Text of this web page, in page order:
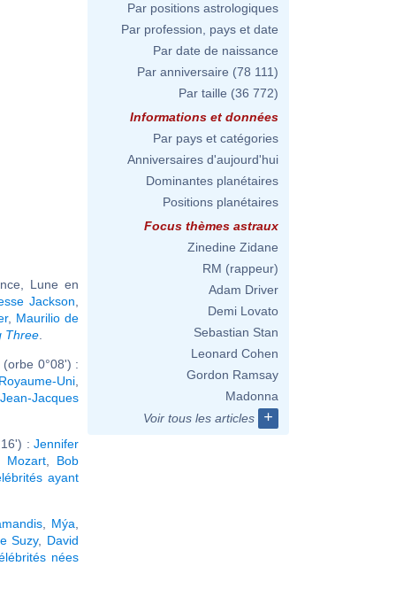
Lune en
Jackson
, Maurilio de
Three
0°08') :
Uni
Jean-Jacques
: Jennifer
Mozart, Bob
ayant
Mýa
Suzy, David
nées
Par positions astrologiques
Par profession, pays et date
Par date de naissance
Par anniversaire (78 111)
Par taille (36 772)
Informations et données
Par pays et catégories
Anniversaires d'aujourd'hui
Dominantes planétaires
Positions planétaires
Focus thèmes astraux
Zinedine Zidane
RM (rappeur)
Adam Driver
Demi Lovato
Sebastian Stan
Leonard Cohen
Gordon Ramsay
Madonna
Voir tous les articles
+